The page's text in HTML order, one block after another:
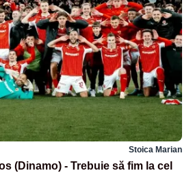
Stoica Marian
(Dinamo) - Trebuie să fim la cel